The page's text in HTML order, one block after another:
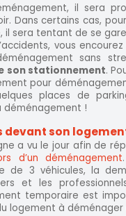
il sera
Dans certains cas,
il sera tentant de se
vous
sans
son stationnement.
pour
places de
déménagement !
devant son
a vu le jour afin de
d’un déménagement
de 3 véhicules, la
et les
temporaire est
logement à déménager